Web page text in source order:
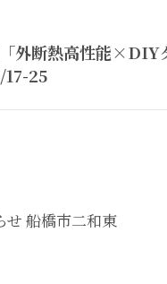
外断熱高性能×DIY
17-25
せ 船橋市二和東